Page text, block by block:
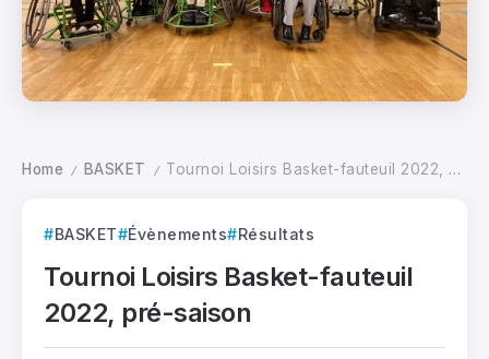
Home / BASKET / Tournoi Loisirs Basket-fauteuil 2022, pré-saison
BASKET Évènements Résultats
Tournoi Loisirs Basket-fauteuil
2022, pré-saison